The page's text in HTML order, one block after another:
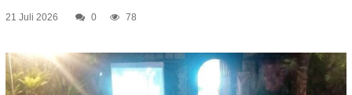
21 Juli 2026 0 78